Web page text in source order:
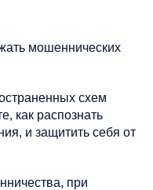
мошеннических
схем
как распознать
и защитить себя от
при